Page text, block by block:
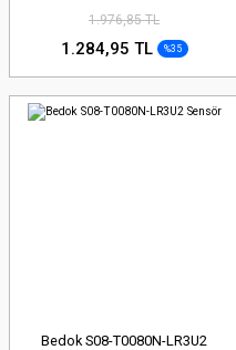
1.976,85 TL
1.284,95 TL %35
Bedok S08-T0080N-LR3U2